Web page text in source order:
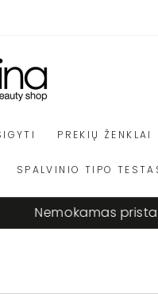
PREKIŲ ŽENKLAI
SPALVINIO TIPO